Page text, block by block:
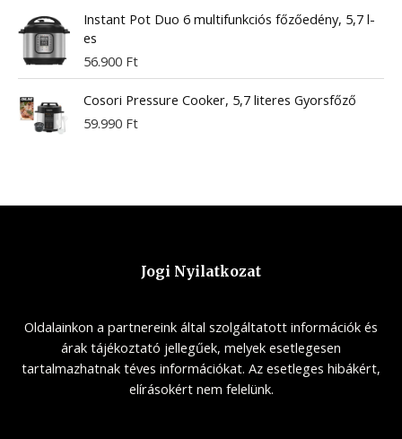
Instant Pot Duo 6 multifunkciós főzőedény, 5,7 l-
es
56.900 Ft
Cosori Pressure Cooker, 5,7 literes Gyorsfőző
59.990 Ft
Jogi Nyilatkozat
Oldalainkon a partnereink által szolgáltatott információk és
árak tájékoztató jellegűek, melyek esetlegesen
tartalmazhatnak téves információkat. Az esetleges hibákért,
elírásokért nem felelünk.